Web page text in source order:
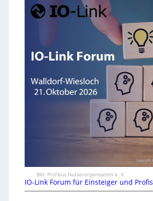
Bild: Profibus Nutzerorganisation e. V.
IO-Link Forum für Einsteiger und Profis